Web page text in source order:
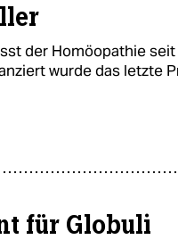
der Homöopathie
wurde das letzte
für Globuli